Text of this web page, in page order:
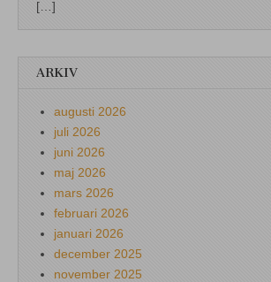
[…]
ARKIV
augusti 2026
juli 2026
juni 2026
maj 2026
mars 2026
februari 2026
januari 2026
december 2025
november 2025